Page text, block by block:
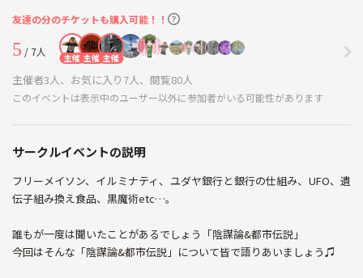
友達の分のチケットも購入可能！！
5 / 7人 主催 主催 主催
主催者3人、お気に入り7人、閲覧80人
このイベントは表示中のユーザー以外に参加者がいる可能性があります
サークルイベントの説明
フリーメイソン、イルミナティ、ユダヤ銀行と銀行の仕組み、UFO、遺
伝子組み換え食品、黒魔術etc…。
誰もが一度は聞いたことがあるでしょう「陰謀論&都市伝説」
今回はそんな「陰謀論&都市伝説」について皆で語りあいましょう♫